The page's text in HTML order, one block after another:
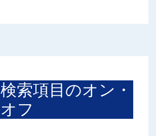
検索項目のオン・
オフ